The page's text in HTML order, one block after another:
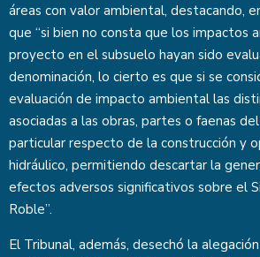
áreas con valor ambiental, destacando,
que “si bien no consta que los impactos
proyecto en el subsuelo hayan sido
denominación, lo cierto es que si se
evaluación de impacto ambiental las
asociadas a las obras, partes o faenas
particular respecto de la construcción y
hidráulico, permitiendo descartar la
efectos adversos significativos sobre el
Roble”.
El Tribunal, además, desechó la